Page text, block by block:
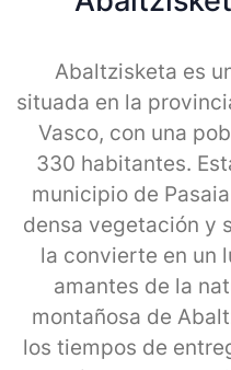
Abaltzisketa es
situada en la
Vasco, con una
330 habitantes.
municipio de
densa vegetación y
la convierte en un
amantes de la
montañosa de
los tiempos de